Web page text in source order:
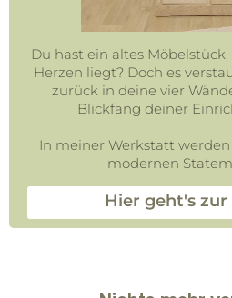
Du hast ein altes
Herzen liegt? Doch es
zurück in deine vier
Blickfang deiner
In meiner Werkstatt
modernen
Hier geht's zur